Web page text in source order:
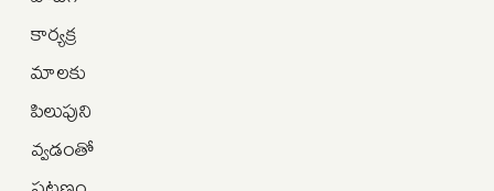
కార్యక్ర
మాలకు
పిలుపుని
వ్వడంతో